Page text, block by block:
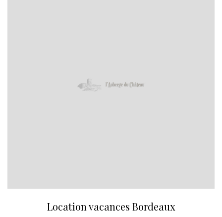
Location vacances Bordeaux